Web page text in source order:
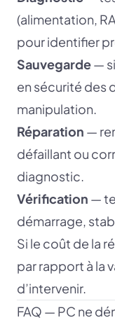
(alimentation,
pour identifier
Sauvegarde—
en sécurité des
manipulation.
Réparation —
défaillant ou
diagnostic.
Vérification —
démarrage,
Si le coût de la
par rapport à la
d’intervenir.
FAQ — PC ne